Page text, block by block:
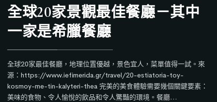
全球20家景觀最佳餐廳－其中
一家是希臘餐廳
全球20家最佳餐廳，地理位置優越，景色宜人，菜單值得一試。來
源：https://www.iefimerida.gr/travel/20-estiatoria-toy-
kosmoy-me-tin-kalyteri-thea 完美的美食體驗需要幾個關鍵要素：
美味的食物、令人愉悅的飲品和令人驚豔的環境。餐廳…